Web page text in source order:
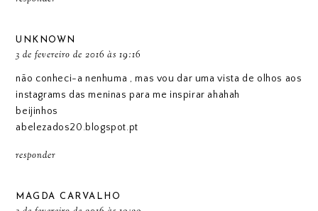
UNKNOWN
3 de fevereiro de 2016 às 19:16
não conheci-a nenhuma , mas vou dar uma vista de olhos aos
instagrams das meninas para me inspirar ahahah
beijinhos
abelezados20.blogspot.pt
responder
MAGDA CARVALHO